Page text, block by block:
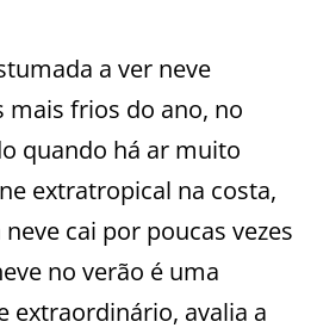
a ver neve
mais frios do ano, no
quando há ar muito
extratropical na costa,
cai por poucas vezes
no verão é uma
extraordinário, avalia a